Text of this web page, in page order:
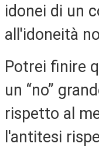
idonei di un
all'idoneità
Potrei finire
un “no”
rispetto al
l'antitesi